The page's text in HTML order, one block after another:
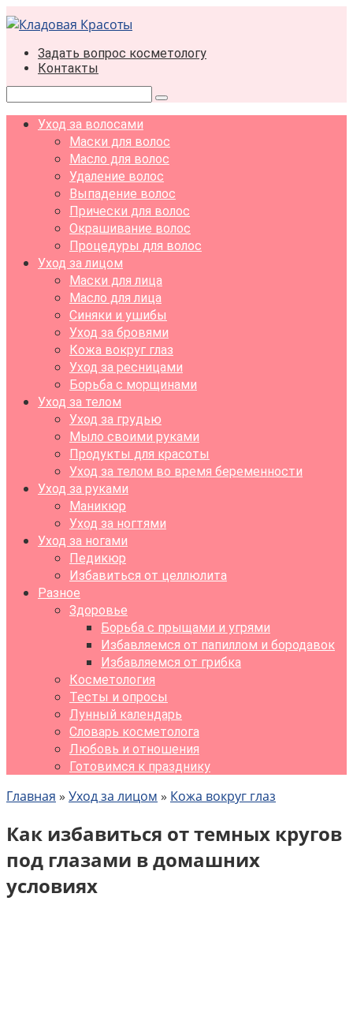
Перейти
к
контентуЗадать вопрос косметологу
Контакты
Поиск:
Уход за волосами
Маски для волос
Масло для волос
Удаление волос
Выпадение волос
Прически для волос
Окрашивание волос
Процедуры для волос
Уход за лицом
Маски для лица
Масло для лица
Синяки и ушибы
Уход за бровями
Кожа вокруг глаз
Уход за ресницами
Борьба с морщинами
Уход за телом
Уход за грудью
Мыло своими руками
Продукты для красоты
Уход за телом во время беременности
Уход за руками
Маникюр
Уход за ногтями
Уход за ногами
Педикюр
Избавиться от целлюлита
Разное
Здоровье
Борьба с прыщами и угрями
Избавляемся от папиллом и бородавок
Избавляемся от грибка
Косметология
Тесты и опросы
Лунный календарь
Словарь косметолога
Любовь и отношения
Готовимся к празднику
Главная » Уход за лицом » Кожа вокруг глаз
Как избавиться от темных кругов
под глазами в домашних
условиях